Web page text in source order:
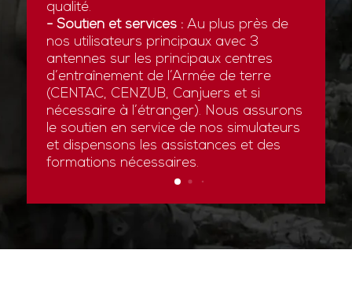
qualité.
- Soutien et services :Au plus près de
nos utilisateurs principaux avec 3
antennes sur les principaux centres
d’entraînement de l’Armée de terre
(CENTAC, CENZUB, Canjuers et si
nécessaire à l’étranger). Nous assurons
le soutien en service de nos simulateurs
et dispensons les assistances et des
formations nécessaires.